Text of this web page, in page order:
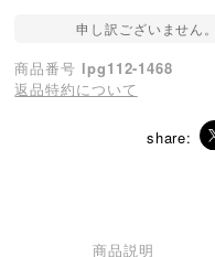
申し訳ございません
商品番号 lpg112-1468
返品特約について
share:
商品説明